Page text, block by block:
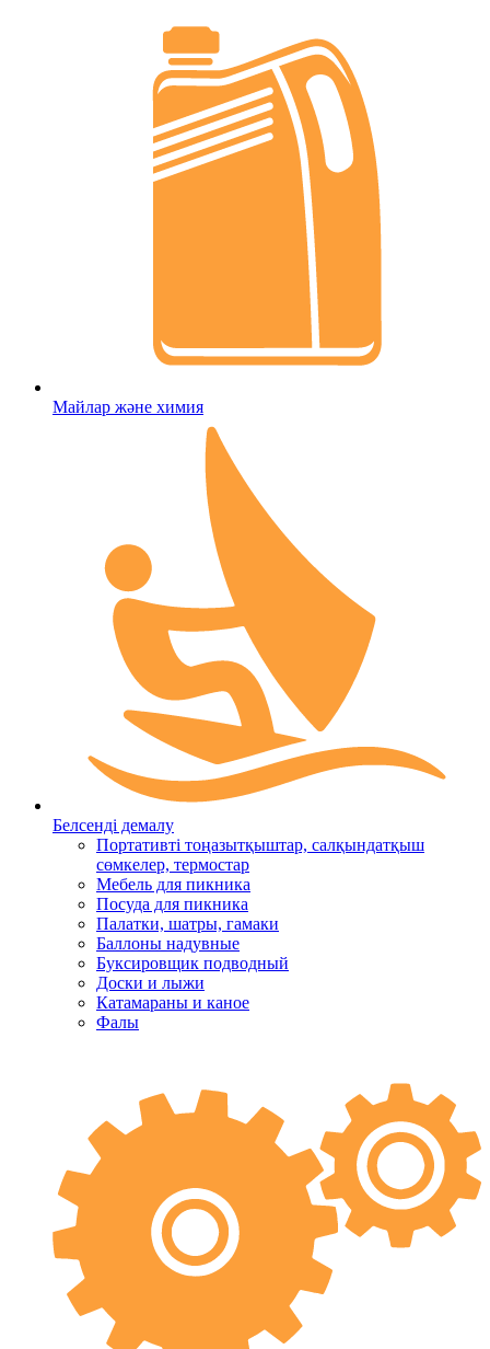
Майлар және химия
Белсенді демалу
Портативті тоңазытқыштар, салқындатқыш
сөмкелер, термостар
Мебель для пикника
Посуда для пикника
Палатки, шатры, гамаки
Баллоны надувные
Буксировщик подводный
Доски и лыжи
Катамараны и каное
Фалы